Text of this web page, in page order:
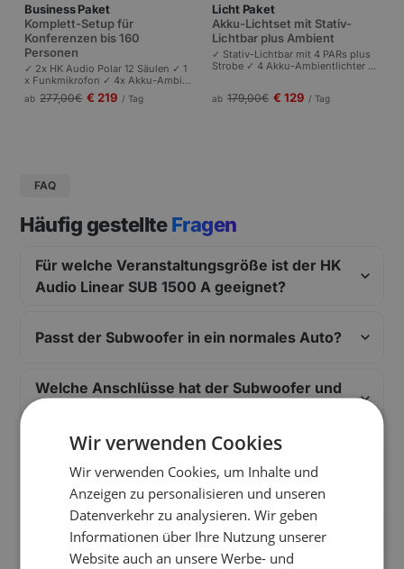
Business Paket
Komplett-Setup für
Konferenzen bis 160
Personen
✓ 2x HK Audio Polar 12 Säulen ✓ 1
x Funkmikrofon ✓ 4x Akku-Ambie
ntlichter | Komplettes Setup für Ta
gungen und Pressekonferenzen |
ab 277,00€ € 219 / Tag
Licht Paket
Akku-Lichtset mit Stativ-
Lichtbar plus Ambient
✓ Stativ-Lichtbar mit 4 PARs plus
Strobe ✓ 4 Akku-Ambientlichter ✓
ersonen.
ab 179,00€ € 129 / Tag
FAQ
Häufig gestellteFragen
Für welche Veranstaltungsgröße ist der HK
Audio Linear SUB 1500 A geeignet?
Passt der Subwoofer in ein normales Auto?
Welche Anschlüsse hat der Subwoofer und
Wie kompliziert ist der Aufbau des HK
Audio Linear SUB 1500 A?
Wie viel Leistung hat der Subwoofer und
wie laut wird er?
Wir verwenden Cookies
Wir verwenden Cookies, um Inhalte und
Anzeigen zu personalisieren und unseren
Datenverkehr zu analysieren. Wir geben
Informationen über Ihre Nutzung unserer
Website auch an unsere Werbe- und